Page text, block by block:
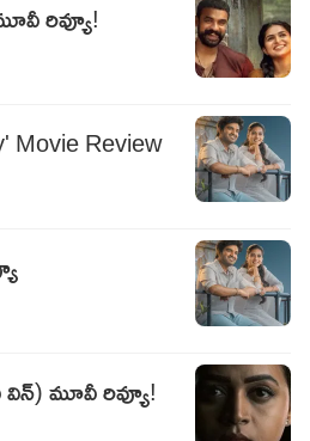
రివ్యూ!
Movie Review
మూవీ రివ్యూ!